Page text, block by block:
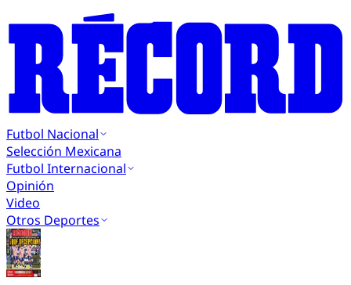
Futbol Nacional
Selección Mexicana
Futbol Internacional
Opinión
Video
Otros Deportes